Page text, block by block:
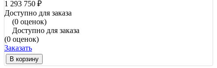
1 293 750 ₽
Доступно для заказа
(0 оценок)
Доступно для заказа
(0 оценок)
Заказать
В корзину